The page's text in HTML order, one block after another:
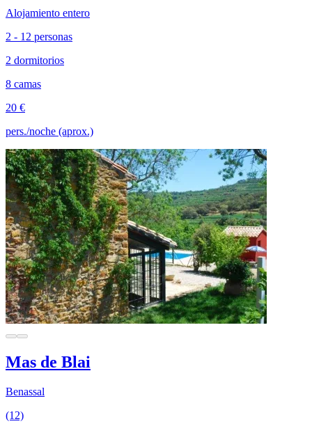
Alojamiento entero
2 - 12 personas
2 dormitorios
8 camas
20 €
pers./noche (aprox.)
Mas de Blai
Benassal
(12)